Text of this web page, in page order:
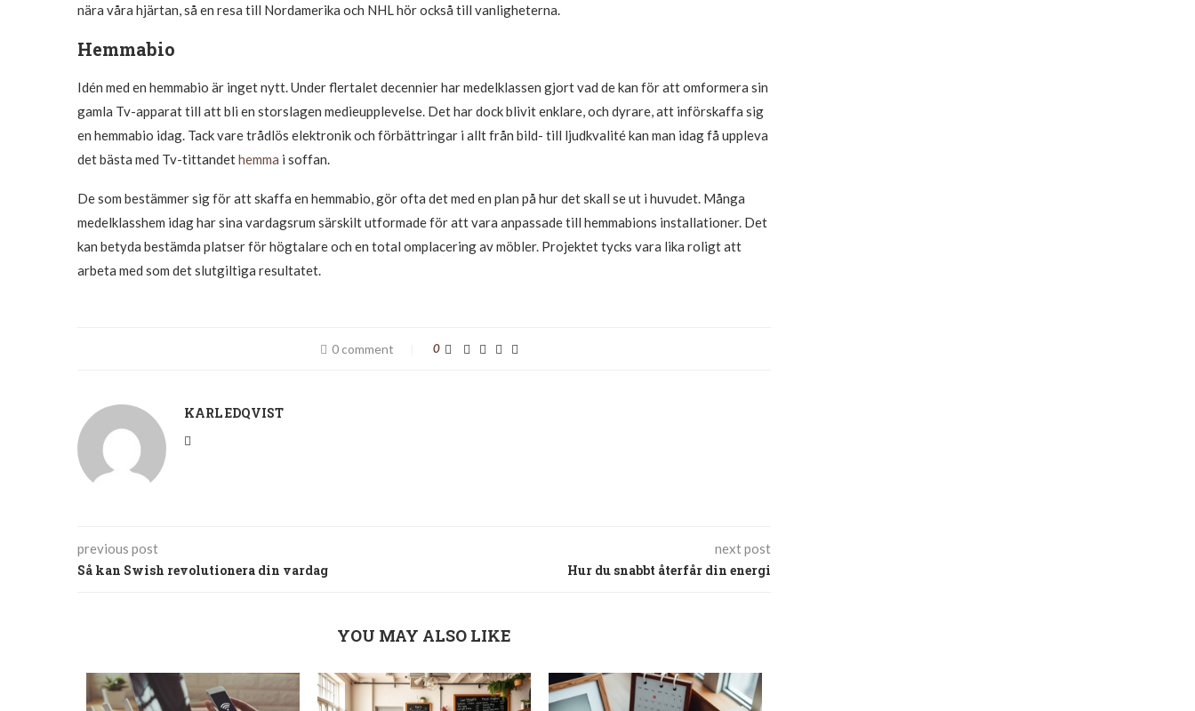
nära våra hjärtan, så en resa till Nordamerika och NHL hör också till vanligheterna.
Hemmabio
Idén med en hemmabio är inget nytt. Under flertalet decennier har medelklassen gjort vad de kan för att omformera sin
gamla Tv-apparat till att bli en storslagen medieupplevelse. Det har dock blivit enklare, och dyrare, att införskaffa sig
en hemmabio idag. Tack vare trådlös elektronik och förbättringar i allt från bild- till ljudkvalité kan man idag få uppleva
det bästa med Tv-tittandethemma i soffan.
De som bestämmer sig för att skaffa en hemmabio, gör ofta det med en plan på hur det skall se ut i huvudet. Många
medelklasshem idag har sina vardagsrum särskilt utformade för att vara anpassade till hemmabions installationer. Det
kan betyda bestämda platser för högtalare och en total omplacering av möbler. Projektet tycks vara lika roligt att
arbeta med som det slutgiltiga resultatet.
0 comment 0
KARL EDQVIST
previous post
Så kan Swish revolutionera din vardag
next post
Hur du snabbt återfår din energi
YOU MAY ALSO LIKE